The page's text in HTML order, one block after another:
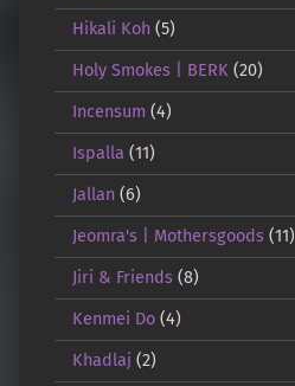
Hikali Koh(5)
Holy Smokes | BERK(20)
Incensum (4)
Ispalla (11)
Jallan(6)
Jeomra's | Mothersgoods(11)
Jiri & Friends(8)
Kenmei Do(4)
Khadlaj (2)